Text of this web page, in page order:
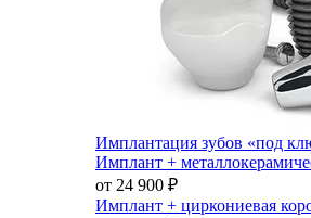
Имплантация зубов «под
Имплант +
от 24 900 ₽
Имплант + циркониевая